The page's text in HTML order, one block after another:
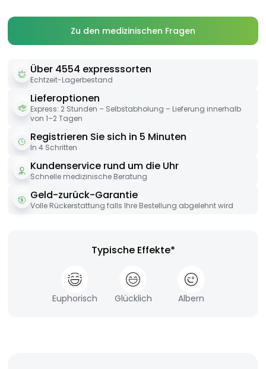
Zu den medizinischen Fragen
Über 4554 expresssorten
Echtzeit-Lagerbestand
Lieferoptionen
Express: 2 Stunden – Selbstabholung – Lieferung innerhalb
von 1–2 Tagen
Registrieren Sie sich in 5 Minuten
In 4 Schritten
Kundenservice rund um die Uhr
Schnelle medizinische Beratung
Geld-zurück-Garantie
Volle Rückerstattung falls Ihre Bestellung abgelehnt wird
Typische Effekte*
Euphorisch Glücklich Albern